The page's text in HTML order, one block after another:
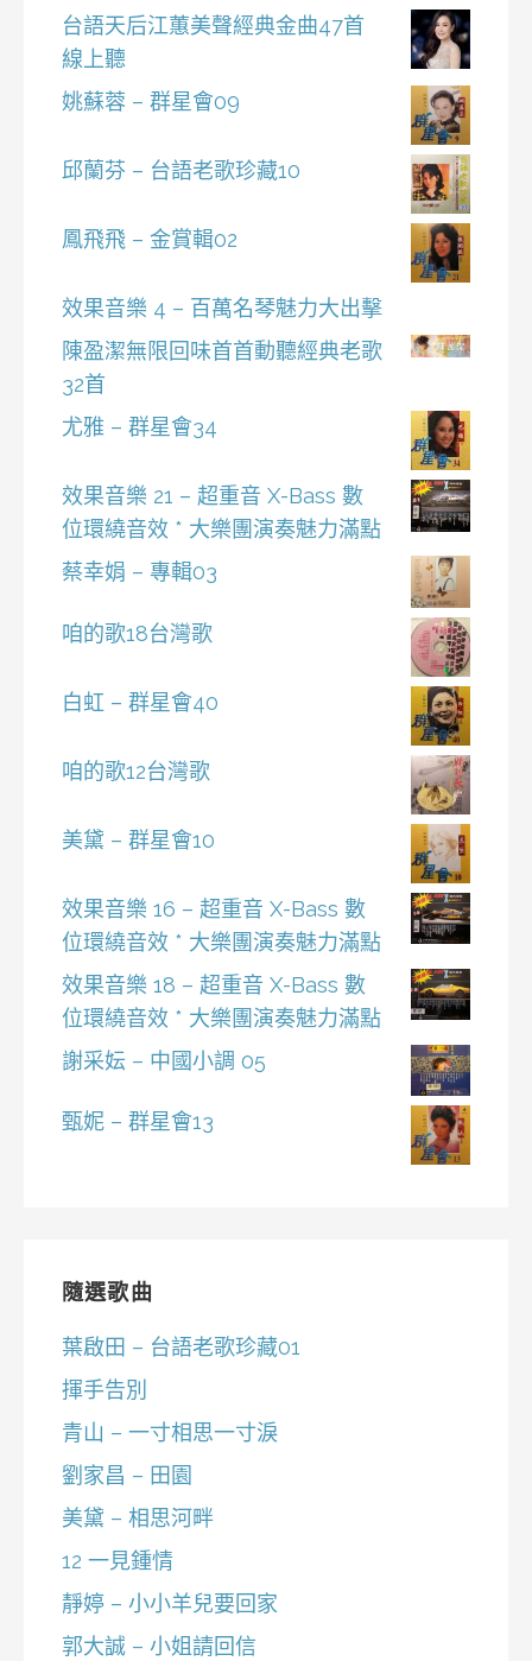
台語天后江蕙美聲經典金曲47首
線上聽
姚蘇蓉 – 群星會09
邱蘭芬 – 台語老歌珍藏10
鳳飛飛 – 金賞輯02
效果音樂 4 – 百萬名琴魅力大出擊
陳盈潔無限回味首首動聽經典老歌
32首
尤雅 – 群星會34
效果音樂 21 – 超重音 X-Bass 數
位環繞音效 * 大樂團演奏魅力滿點
蔡幸娟 – 專輯03
咱的歌18台灣歌
白虹 – 群星會40
咱的歌12台灣歌
美黛 – 群星會10
效果音樂 16 – 超重音 X-Bass 數
位環繞音效 * 大樂團演奏魅力滿點
效果音樂 18 – 超重音 X-Bass 數
位環繞音效 * 大樂團演奏魅力滿點
謝采妘 – 中國小調 05
甄妮 – 群星會13
隨選歌曲
葉啟田 – 台語老歌珍藏01
揮手告別
青山 – 一寸相思一寸淚
劉家昌 – 田園
美黛 – 相思河畔
12 一見鍾情
靜婷 – 小小羊兒要回家
郭大誠 – 小姐請回信